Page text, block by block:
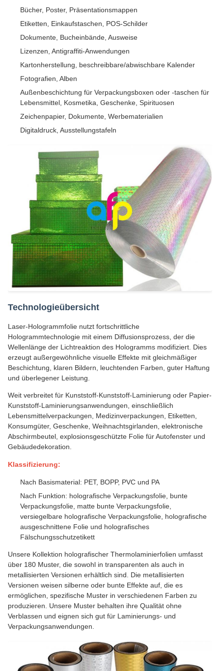
Bücher, Poster, Präsentationsmappen
Etiketten, Einkaufstaschen, POS-Schilder
Dokumente, Bucheinbände, Ausweise
Lizenzen, Antigraffiti-Anwendungen
Kartonherstellung, beschreibbare/abwischbare Kalender
Fotografien, Alben
Außenbeschichtung für Verpackungsboxen oder -taschen für
Lebensmittel, Kosmetika, Geschenke, Spirituosen
Zeichenpapier, Dokumente, Werbematerialien
Digitaldruck, Ausstellungstafeln
Technologieübersicht
Laser-Hologrammfolie nutzt fortschrittliche
Hologrammtechnologie mit einem Diffusionsprozess, der die
Wellenlänge der Lichtreaktion des Hologramms modifiziert. Dies
erzeugt außergewöhnliche visuelle Effekte mit gleichmäßiger
Beschichtung, klaren Bildern, leuchtenden Farben, guter Haftung
und überlegener Leistung.
Weit verbreitet für Kunststoff-Kunststoff-Laminierung oder Papier-
Kunststoff-Laminierungsanwendungen, einschließlich
Lebensmittelverpackungen, Medizinverpackungen, Etiketten,
Konsumgüter, Geschenke, Weihnachtsgirlanden, elektronische
Abschirmbeutel, explosionsgeschützte Folie für Autofenster und
Gebäudedekoration.
Klassifizierung:
Nach Basismaterial: PET, BOPP, PVC und PA
Nach Funktion: holografische Verpackungsfolie, bunte
Verpackungsfolie, matte bunte Verpackungsfolie,
versiegelbare holografische Verpackungsfolie, holografische
ausgeschnittene Folie und holografisches
Fälschungsschutzetikett
Unsere Kollektion holografischer Thermolaminierfolien umfasst
über 180 Muster, die sowohl in transparenten als auch in
metallisierten Versionen erhältlich sind. Die metallisierten
Versionen weisen silberne oder bunte Effekte auf, die es
ermöglichen, spezifische Muster in verschiedenen Farben zu
produzieren. Unsere Muster behalten ihre Qualität ohne
Verblassen und eignen sich gut für Laminierungs- und
Verpackungsanwendungen.